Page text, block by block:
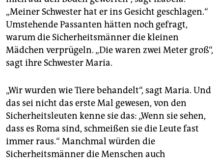
„Meiner Schwester hat er ins Gesicht geschlagen.“
Umstehende Passanten hätten noch gefragt,
warum die Sicherheitsmänner die kleinen
Mädchen verprügeln. „Die waren zwei Meter groß“,
sagt ihre Schwester Maria.
„Wir wurden wie Tiere behandelt“, sagt Maria. Und
das sei nicht das erste Mal gewesen, von den
Sicherheitsleuten kenne sie das: „Wenn sie sehen,
dass es Roma sind, schmeißen sie die Leute fast
immer raus.“ Manchmal würden die
Sicherheitsmänner die Menschen auch